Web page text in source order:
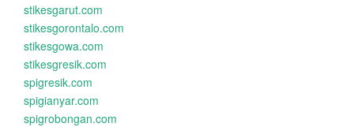
stikesgarut.com
stikesgorontalo.com
stikesgowa.com
stikesgresik.com
spigresik.com
spigianyar.com
spigrobongan.com